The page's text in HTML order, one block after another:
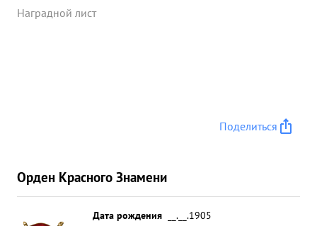
Наградной лист
Поделиться
Орден Красного Знамени
Дата рождения
__.__.1905